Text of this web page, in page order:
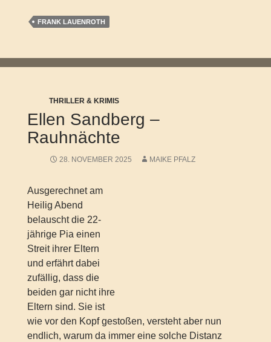
FRANK LAUENROTH
THRILLER & KRIMIS
Ellen Sandberg –
Rauhnächte
28. NOVEMBER 2025 MAIKE PFALZ
Ausgerechnet am
Heilig Abend
belauscht die 22-
jährige Pia einen
Streit ihrer Eltern
und erfährt dabei
zufällig, dass die
beiden gar nicht ihre
Eltern sind. Sie ist
wie vor den Kopf gestoßen, versteht aber nun
endlich, warum da immer eine solche Distanz